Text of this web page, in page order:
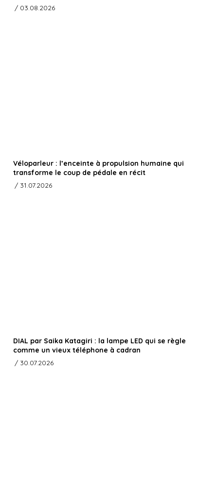
/ 03.08.2026
Véloparleur : l’enceinte à propulsion humaine qui
transforme le coup de pédale en récit
/ 31.07.2026
DIAL par Saika Katagiri : la lampe LED qui se règle
comme un vieux téléphone à cadran
/ 30.07.2026